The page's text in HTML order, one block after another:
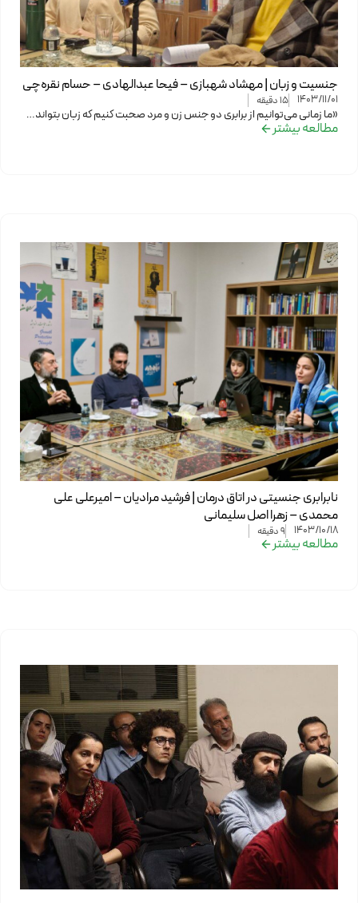
جنسیت و زبان | مهشاد شهبازی – فیحا عبدالهادی – حسام نقره‌چی
1403/11/01
15دقیقه
«ما زمانی می‌توانیم از برابری دو جنس زن و مرد صحبت کنیم که زبان بتواند…
مطالعه بیشتر
نابرابری جنسیتی در اتاق درمان | فرشید مرادیان – امیرعلی علی
محمدی – زهرا اصل سلیمانی
1403/10/18
9دقیقه
مطالعه بیشتر